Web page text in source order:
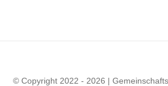
© Copyright 2022 - 2026 |